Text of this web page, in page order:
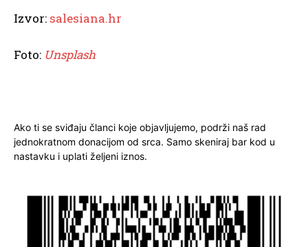
Izvor: salesiana.hr
Foto: Unsplash
Ako ti se sviđaju članci koje objavljujemo, podrži naš rad
jednokratnom donacijom od srca. Samo skeniraj bar kod u
nastavku i uplati željeni iznos.